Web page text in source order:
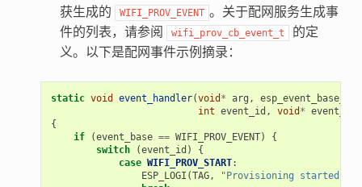
获生成的
WIFI_PROV_EVENT 。关于配网服务生成事
件的列表，请参阅
wifi_prov_cb_event_t
的定
义。以下是配网事件示例摘录：
static void event_handler(void * arg , esp_event_base_t
int event_id , void *
{
if
(event_base == WIFI_PROV_EVENT)
{
switch
(event_id )
{
case WIFI_PROV_START:
ESP_LOGI (TAG, "Provisioning started"